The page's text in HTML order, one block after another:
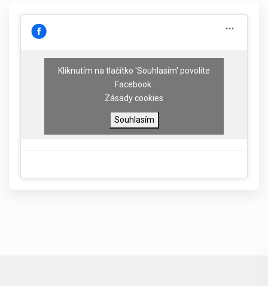
Kliknutím na tlačítko 'Souhlasím' povolíte
Facebook
Zásady cookies
Souhlasím